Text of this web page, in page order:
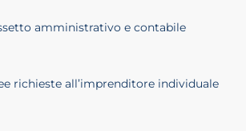
amministrativo e contabile
richieste all’imprenditore individuale